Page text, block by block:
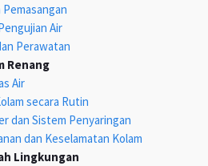
Air
Perawatan
Renang
Air
secara Rutin
dan Sistem Penyaringan
dan Keselamatan Kolam
Lingkungan